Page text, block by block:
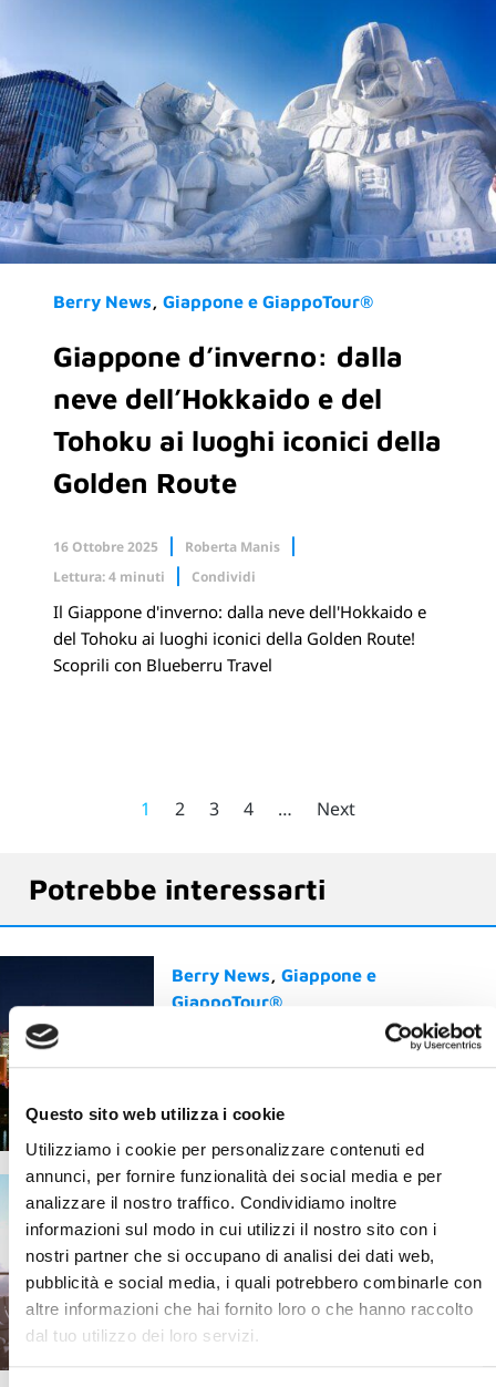
Questo sito web utilizza i cookie
Utilizziamo i cookie per personalizzare contenuti ed
annunci, per fornire funzionalità dei social media e per
analizzare il nostro traffico. Condividiamo inoltre
informazioni sul modo in cui utilizzi il nostro sito con i
nostri partner che si occupano di analisi dei dati web,
pubblicità e social media, i quali potrebbero combinarle con
altre informazioni che hai fornito loro o che hanno raccolto
dal tuo utilizzo dei loro servizi.
Berry News Giappone e GiappoTour®
Giappone d’inverno: dalla
neve dell’Hokkaido e del
Tohoku ai luoghi iconici della
Golden Route
16 Ottobre 2025
Roberta Manis
Lettura: 4 minuti
Condividi
Facebook X.com
Linkedin
Il Giappone d'inverno: dalla neve dell'Hokkaido e
del Tohoku ai luoghi iconici della Golden Route!
Scoprili con Blueberru Travel
1 2 3 4 … Next
Potrebbe interessarti
Berry News
Giappone e
GiappoTour®
Yokohama: il Giappone che
sorprende, a un passo da
20 Gennaio 2026
Il mondo Blueberry Berry News
È sicuro viaggiare oggi?
Cosa succede davvero
quando parti con un Tour
Operator
20 Maggio 2026